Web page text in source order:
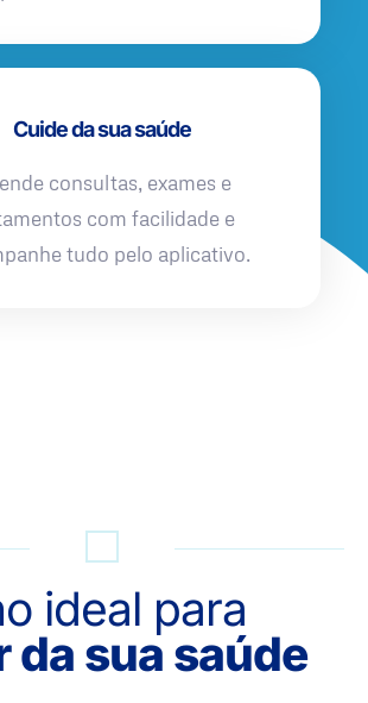
Cuide da sua saúde
consultas, exames e
com facilidade e
tudo pelo aplicativo.
ideal para
da sua saúde